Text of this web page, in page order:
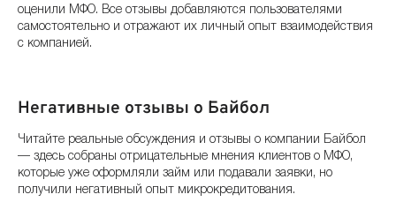
оценили МФО. Все отзывы добавляются пользователями
самостоятельно и отражают их личный опыт взаимодействия
с компанией.
Негативные отзывы о Байбол
Читайте реальные обсуждения и отзывы о компании Байбол
— здесь собраны отрицательные мнения клиентов о МФО,
которые уже оформляли займ или подавали заявки, но
получили негативный опыт микрокредитования.